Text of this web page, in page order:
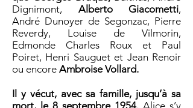
Dignimont, Alberto Giacometti,
André Dunoyer de Segonzac, Pierre
Reverdy, Louise de Vilmorin,
Edmonde Charles Roux et Paul
Poiret, Henri Sauguet et Jean Renoir
ou encore Ambroise Vollard.
Il y vécut, avec sa famille, jusqu’à sa
mort, le 8 septembre 1954. Alice s’y